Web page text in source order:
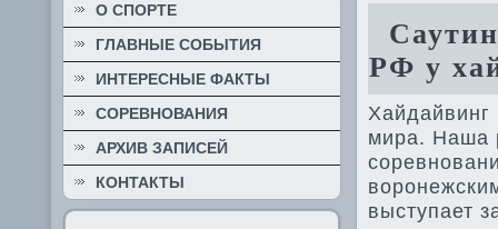
О СПОРТЕ
ГЛАВНЫЕ СОБЫТИЯ
ИНТЕРЕСНЫЕ ФАКТЫ
СОРЕВНОВАНИЯ
АРХИВ ЗАПИСЕЙ
КОНТАКТЫ
РФ у
мира. Наша
выступает